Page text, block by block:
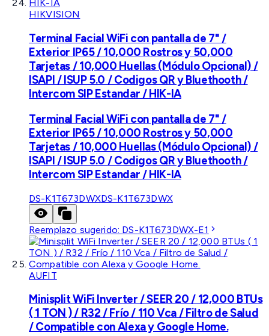
HIKVISION
Terminal Facial WiFi con pantalla de 7" /
Exterior IP65 / 10,000 Rostros y 50,000
Tarjetas / 10,000 Huellas (Módulo Opcional) /
ISAPI / ISUP 5.0 / Codigos QR y Bluethooth /
Intercom SIP Estandar / HIK-IA
Terminal Facial WiFi con pantalla de 7" /
Exterior IP65 / 10,000 Rostros y 50,000
Tarjetas / 10,000 Huellas (Módulo Opcional) /
ISAPI / ISUP 5.0 / Codigos QR y Bluethooth /
Intercom SIP Estandar / HIK-IA
DS-K1T673DWXDS-K1T673DWX
Reemplazo sugerido: DS-K1T673DWX-E1
AUFIT
Minisplit WiFi Inverter / SEER 20 / 12,000 BTUs
( 1 TON ) / R32 / Frío / 110 Vca / Filtro de Salud
/ Compatible con Alexa y Google Home.